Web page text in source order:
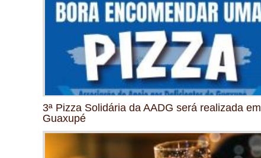
3ª Pizza Solidária da AADG será realizada em
Guaxupé